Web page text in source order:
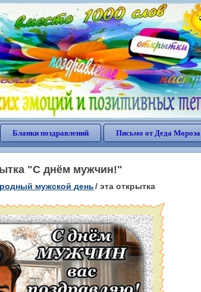
Бланки поздравлений Письмо от Деда Мороза
"С днём мужчин!"
мужской день/ эта открытка